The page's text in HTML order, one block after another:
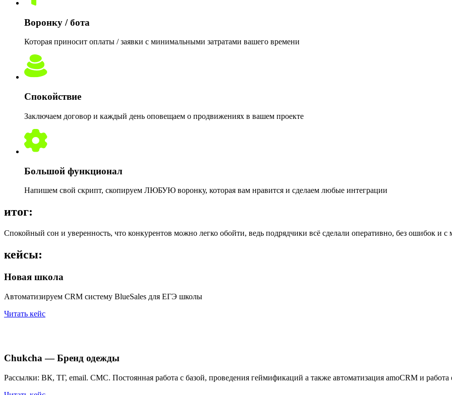
Воронку / бота
Которая приносит оплаты / заявки с минимальными затратами вашего времени
Спокойствие
Заключаем договор и каждый день оповещаем о продвижениях в вашем проекте
Большой функционал
Напишем свой скрипт, скопируем ЛЮБУЮ воронку, которая вам нравится и сделаем любые интеграции
итог:
Спокойный сон и уверенность, что конкурентов можно легко обойти, ведь подрядчики всё сделали оперативно, без ошибок и
кейсы:
Новая школа
Автоматизируем CRM систему BlueSales для ЕГЭ школы
Читать кейс
Chukcha — Бренд одежды
Рассылки: ВК, ТГ, email. СМС. Постоянная работа с базой, проведения геймификаций а также автоматизация amoCRM и работа